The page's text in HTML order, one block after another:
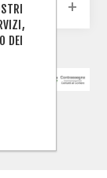
DEI